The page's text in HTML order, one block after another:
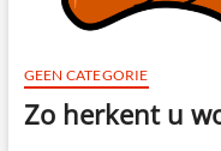
GEEN CATEGORIE
Zo herkent u